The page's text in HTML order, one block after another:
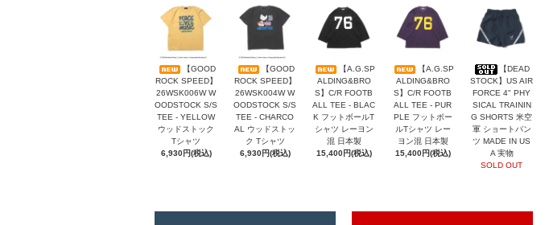
【GOOD
ROCK SPEED】
26WSK006W W
OODSTOCK S/S
TEE - YELLOW
ウッドストック
Tシャツ
6,930円(税込)
【GOOD
ROCK SPEED】
26WSK004W W
OODSTOCK S/S
TEE - CHARCO
AL ウッドストッ
ク Tシャツ
6,930円(税込)
【A.G.SP
ALDING&BRO
S】C/R FOOTB
ALL TEE - BLAC
K フットボールT
シャツ レーヨン
混 日本製
15,400円(税込)
【A.G.SP
ALDING&BRO
S】C/R FOOTB
ALL TEE - PUR
PLE フットボー
ルTシャツ レー
ヨン混 日本製
15,400円(税込)
【DEAD
STOCK】US AIR
FORCE 4" PHY
SICAL TRAININ
G SHORTS 米空
軍 ショートパン
ツ MADE IN US
A 実物
SOLD OUT